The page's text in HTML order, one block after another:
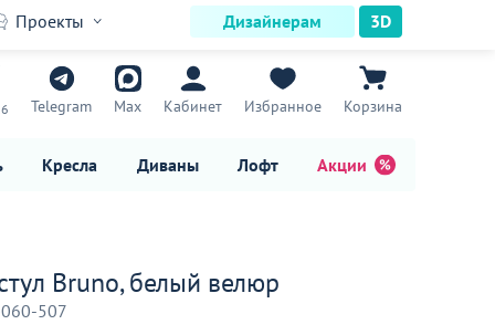
Проекты Дизайнерам 3D
Telegram Max Кабинет Избранное Корзина
Кресла Диваны Лофт Акции
Bruno, белый велюр
060-507